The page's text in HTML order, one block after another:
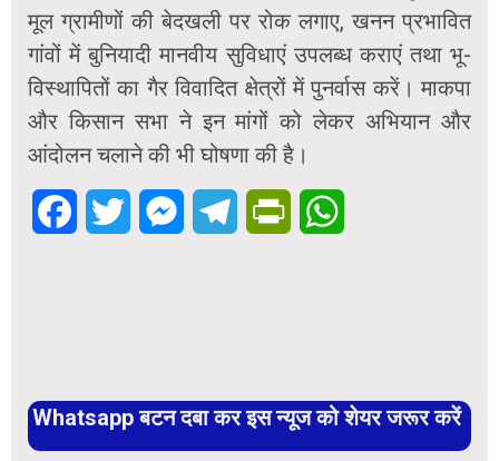
मूल ग्रामीणों की बेदखली पर रोक लगाए, खनन प्रभावित
गांवों में बुनियादी मानवीय सुविधाएं उपलब्ध कराएं तथा भू-
विस्थापितों का गैर विवादित क्षेत्रों में पुनर्वास करें। माकपा
और किसान सभा ने इन मांगों को लेकर अभियान और
आंदोलन चलाने की भी घोषणा की है।
FacebookTwitter MessengerTelegramPrintFriendly
Whatsapp बटन दबा कर इस न्यूज को शेयर जरूर करें